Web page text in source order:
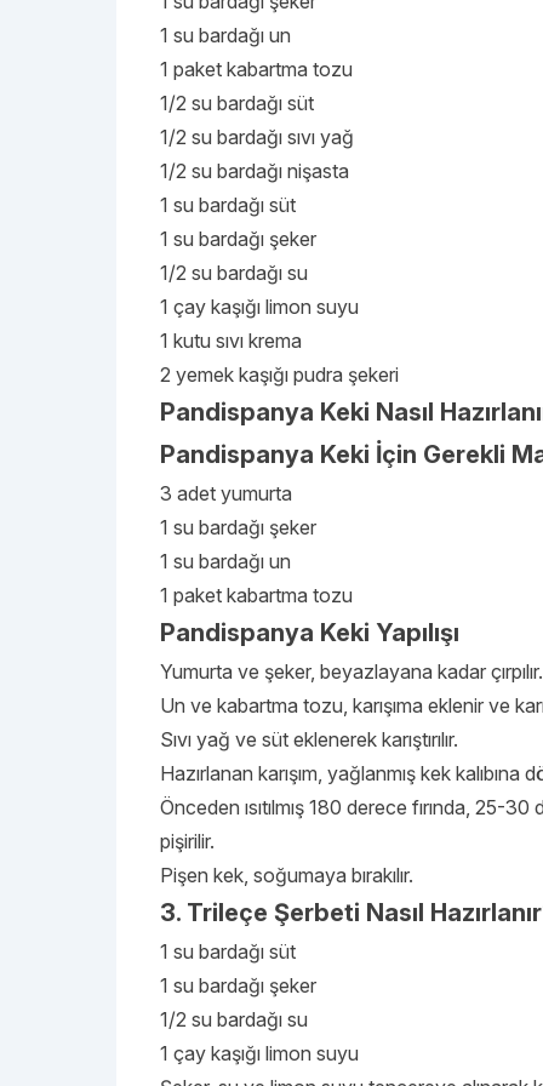
1 su bardağı un
1 paket kabartma tozu
1/2 su bardağı süt
1/2 su bardağı sıvı yağ
1/2 su bardağı nişasta
1 su bardağı süt
1 su bardağı şeker
1/2 su bardağı su
1 çay kaşığı limon suyu
1 kutu sıvı krema
2 yemek kaşığı pudra şekeri
Pandispanya Keki Nasıl
Pandispanya Keki İçin Gerekli
3 adet yumurta
1 su bardağı şeker
1 su bardağı un
1 paket kabartma tozu
Pandispanya Keki Yapılışı
Yumurta ve şeker, beyazlayana kadar çırpılır.
Un ve kabartma tozu, karışıma eklenir ve
Sıvı yağ ve süt eklenerek karıştırılır.
Hazırlanan karışım, yağlanmış kek kalıbına
Önceden ısıtılmış 180 derece fırında, 25-30
pişirilir.
Pişen kek, soğumaya bırakılır.
3. Trileçe Şerbeti Nasıl
1 su bardağı süt
1 su bardağı şeker
1/2 su bardağı su
1 çay kaşığı limon suyu